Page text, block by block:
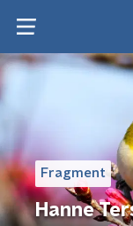
Fragment
Hanne